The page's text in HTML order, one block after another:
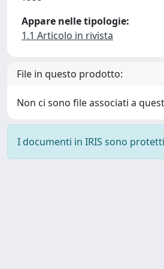
Appare nelle tipologie:
1.1 Articolo in rivista
File in questo prodotto:
Non ci sono file associati a
I documenti in IRIS sono